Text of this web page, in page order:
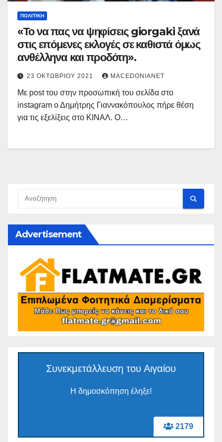
ΠΟΛΙΤΙΚΉ
«Το να πας να ψηφίσεις giorgaki ξανά
στις επόμενες εκλογές σε καθιστά όμως
ανθέλληνα και προδότη».
23 ΟΚΤΩΒΡΊΟΥ 2021 MACEDONIANET
Με post του στην προσωπική του σελίδα στο
instagram ο Δημήτρης Γιαννακόπουλος πήρε θέση
για τις εξελίξεις στο ΚΙΝΑΛ. Ο…
Advertisement
2179
Συνεκμετάλλευση του Αιγαίου
Η δημοσκόπηση έληξε!